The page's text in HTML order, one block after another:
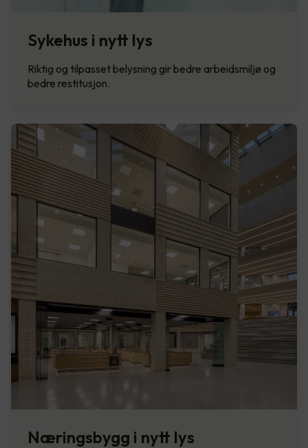
Sykehus i nytt lys
Riktig og tilpasset belysning gir bedre arbeidsmiljø og
bedre restitusjon.
Næringsbygg i nytt lys